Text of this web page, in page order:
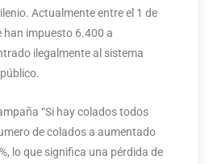
Actualmente entre el 1 de
han impuesto 6.400 a
ilegalmente al sistema
“Si hay colados todos
de colados a aumentado
lo que significa una pérdida de